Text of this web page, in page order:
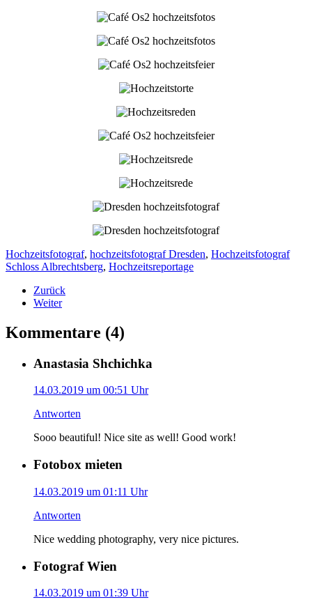
Hochzeitsfotograf, hochzeitsfotograf Dresden, Hochzeitsfotograf
Schloss Albrechtsberg, Hochzeitsreportage
Zurück
Weiter
Kommentare (4)
Anastasia Shchichka
14.03.2019 um 00:51 Uhr
Antworten
Sooo beautiful! Nice site as well! Good work!
Fotobox mieten
14.03.2019 um 01:11 Uhr
Antworten
Nice wedding photography, very nice pictures.
Fotograf Wien
14.03.2019 um 01:39 Uhr